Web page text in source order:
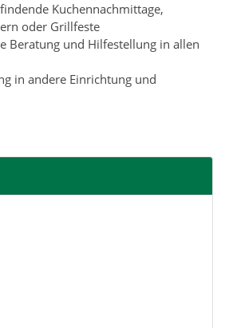
Kuchennachmittage,
oder Grillfeste
Beratung und Hilfestellung in allen
in andere Einrichtung und